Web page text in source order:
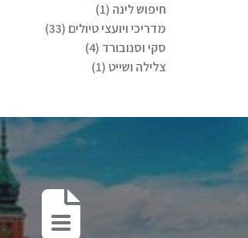
חיפוש לינה (1)
מדריכי ויועצי טיולים (33)
סקי וסנובורד (4)
צלילה ושייט (1)